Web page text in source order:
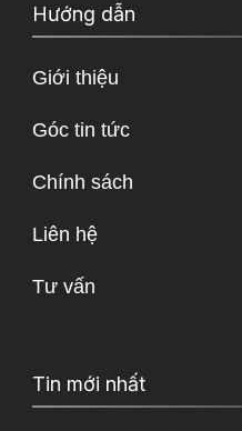
Hướng dẫn
Giới thiệu
Góc tin tức
Chính sách
Liên hệ
Tư vấn
Tin mới nhất